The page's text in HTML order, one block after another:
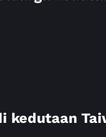
kedutaan